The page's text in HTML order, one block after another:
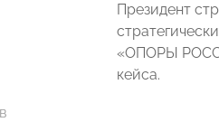
Президент
«ОПОРЫ
кейса.